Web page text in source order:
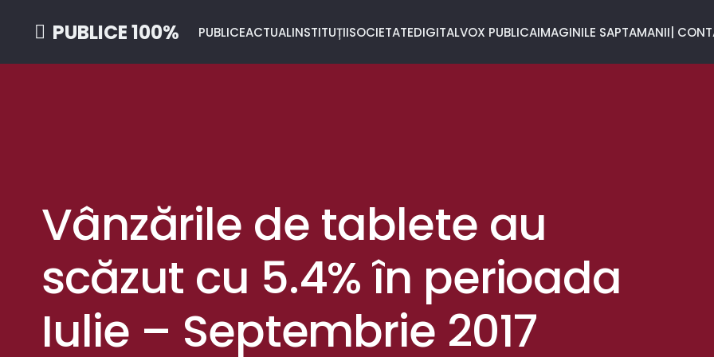
PUBLICE 100% PUBLICEACTUALINSTITUȚIISOCIETATEDIGITALVOX PUBLICAIMAGINILE SAPTAMANII|
Vânzările de tablete au
scăzut cu 5.4% în perioada
Iulie – Septembrie 2017